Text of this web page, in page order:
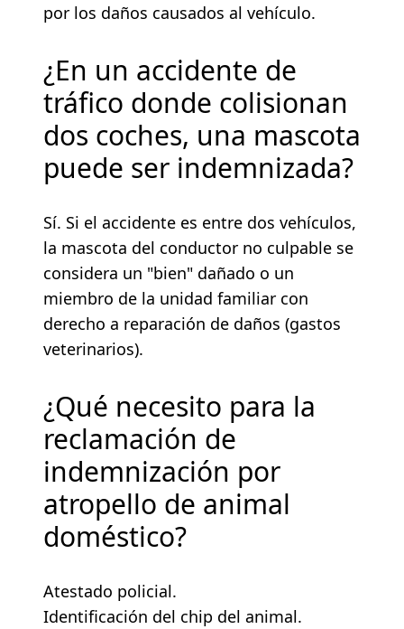
por los daños causados al vehículo.
¿En un accidente de
tráfico donde colisionan
dos coches, una mascota
puede ser indemnizada?
Sí. Si el accidente es entre dos vehículos,
la mascota del conductor no culpable se
considera un "bien" dañado o un
miembro de la unidad familiar con
derecho a reparación de daños (gastos
veterinarios).
¿Qué necesito para la
reclamación de
indemnización por
atropello de animal
doméstico?
Atestado policial.
Identificación del chip del animal.